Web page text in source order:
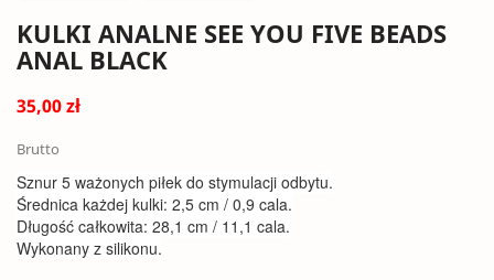
KULKI ANALNE SEE YOU FIVE BEADS
ANAL BLACK
35,00 zł
Brutto
Sznur 5 ważonych piłek do stymulacji odbytu.
Średnica każdej kulki: 2,5 cm / 0,9 cala.
Długość całkowita: 28,1 cm / 11,1 cala.
Wykonany z silikonu.